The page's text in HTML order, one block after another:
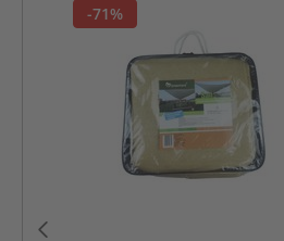
-71%